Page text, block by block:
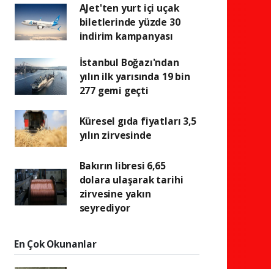
AJet'ten yurt içi uçak
biletlerinde yüzde 30
indirim kampanyası
İstanbul Boğazı'ndan
yılın ilk yarısında 19 bin
277 gemi geçti
Küresel gıda fiyatları 3,5
yılın zirvesinde
Bakırın libresi 6,65
dolara ulaşarak tarihi
zirvesine yakın
seyrediyor
En Çok Okunanlar